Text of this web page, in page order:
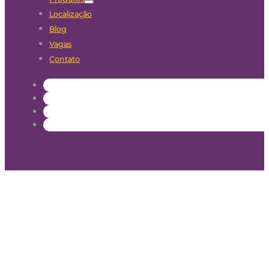
Localização
Blog
Vagas
Contato